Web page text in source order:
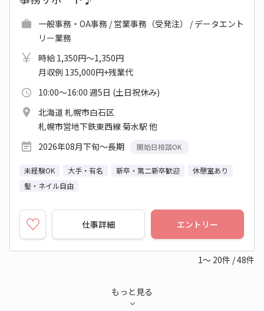
一般事務・OA事務 / 営業事務（受発注） / データエント
リー業務
時給 1,350円～1,350円
月収例 135,000円+残業代
10:00～16:00 週5日 (土日祝休み)
北海道 札幌市白石区
札幌市営地下鉄東西線 菊水駅 他
2026年08月下旬～長期
開始日相談OK
未経験OK 大手・有名 新卒・第二新卒歓迎
休憩室あり
髪・ネイル自由
仕事詳細 エントリー
1～ 20件 /48件
もっと見る